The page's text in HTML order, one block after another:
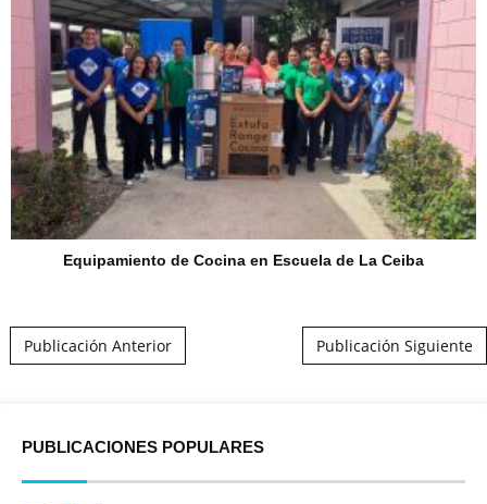
Equipamiento de Cocina en Escuela de La Ceiba
Publicación Anterior Publicación Siguiente
PUBLICACIONES POPULARES